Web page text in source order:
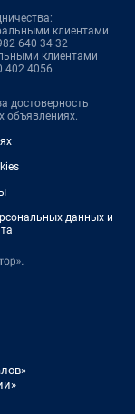
клиентами
640 34 32
клиентами
402 4056
достоверность
объявлениях.
данных и